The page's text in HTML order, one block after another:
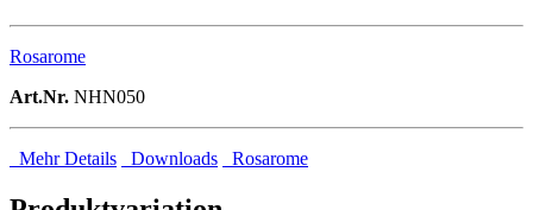
Rosarome
Art.Nr. NHN050
Mehr Details Downloads Rosarome